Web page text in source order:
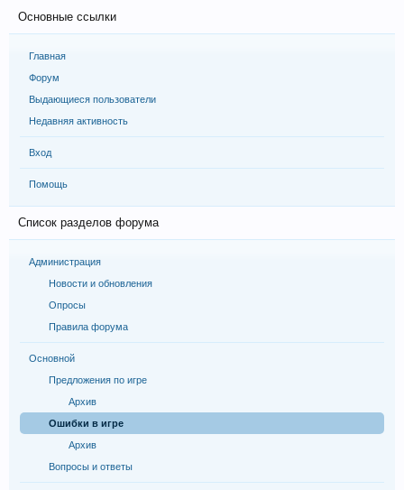
Основные ссылки
Главная
Форум
Выдающиеся пользователи
Недавняя активность
Вход
Помощь
Список разделов форума
Администрация
Новости и обновления
Опросы
Правила форума
Основной
Предложения по игре
Архив
Ошибки в игре
Архив
Вопросы и ответы